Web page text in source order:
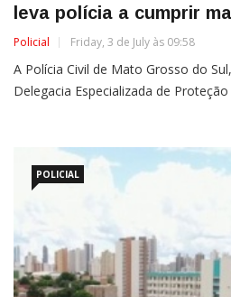
leva polícia a cumprir
Policial Friday, 3 de July às 09:58
A Polícia Civil de Mato Grosso do
Delegacia Especializada de Proteção
POLICIAL